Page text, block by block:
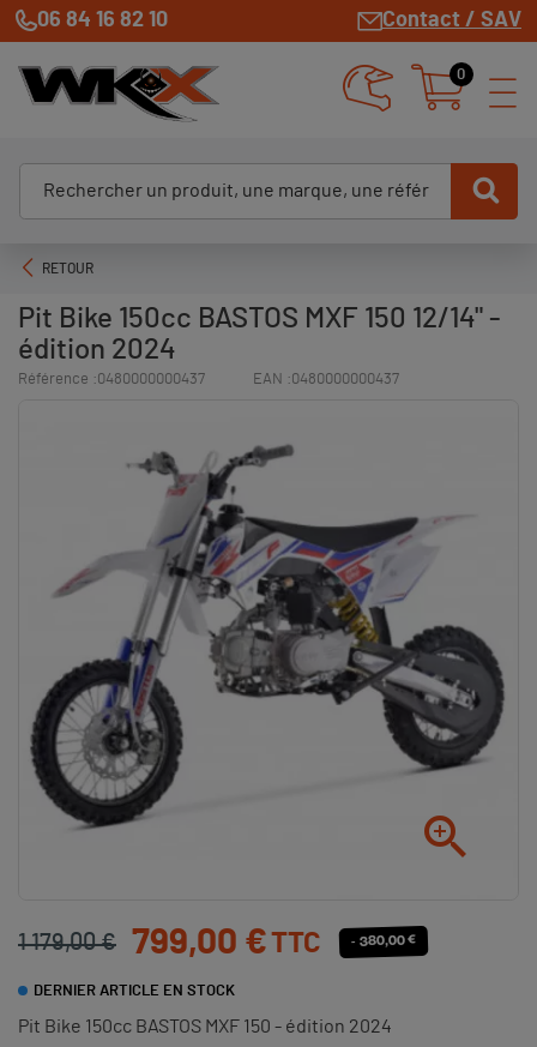
06 84 16 82 10 Contact / SAV
0
RETOUR
Pit Bike 150cc BASTOS MXF 150 12/14" -
édition 2024
Référence :0480000000437 EAN :0480000000437

1 179,00 € 799,00 €TTC - 380,00 €
DERNIER ARTICLE EN STOCK
Pit Bike 150cc BASTOS MXF 150 - édition 2024